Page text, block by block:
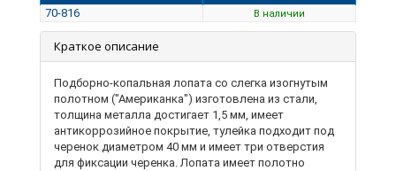
70-816 В наличии
Краткое описание
Подборно-копальная лопата со слегка изогнутым
полотном ("Американка") изготовлена ​​из стали,
толщина металла достигает 1,5 мм, имеет
антикоррозийное покрытие, тулейка подходит под
черенок диаметром 40 мм и имеет три отверстия
для фиксации черенка. Лопата имеет полотно